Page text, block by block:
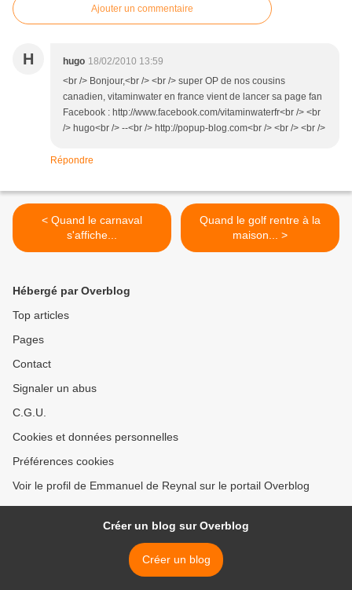
Ajouter un commentaire
H hugo 18/02/2010 13:59
<br /> Bonjour,<br /> <br /> super OP de nos cousins
canadien, vitaminwater en france vient de lancer sa page fan
Facebook : http://www.facebook.com/vitaminwaterfr<br /> <br
/> hugo<br /> --<br /> http://popup-blog.com<br /> <br /> <br />
Répondre
< Quand le carnaval
s'affiche...
Quand le golf rentre à la
maison... >
Hébergé par Overblog
Top articles
Pages
Contact
Signaler un abus
C.G.U.
Cookies et données personnelles
Préférences cookies
Voir le profil de Emmanuel de Reynal sur le portail Overblog
Créer un blog sur Overblog
Créer un blog